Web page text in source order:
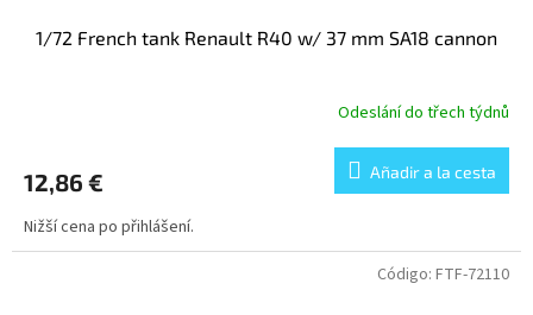
1/72 French tank Renault R40 w/ 37 mm SA18 cannon
Odeslání do třech týdnů
12,86 € Añadir a la cesta
Nižší cena po přihlášení.
Código: FTF-72110